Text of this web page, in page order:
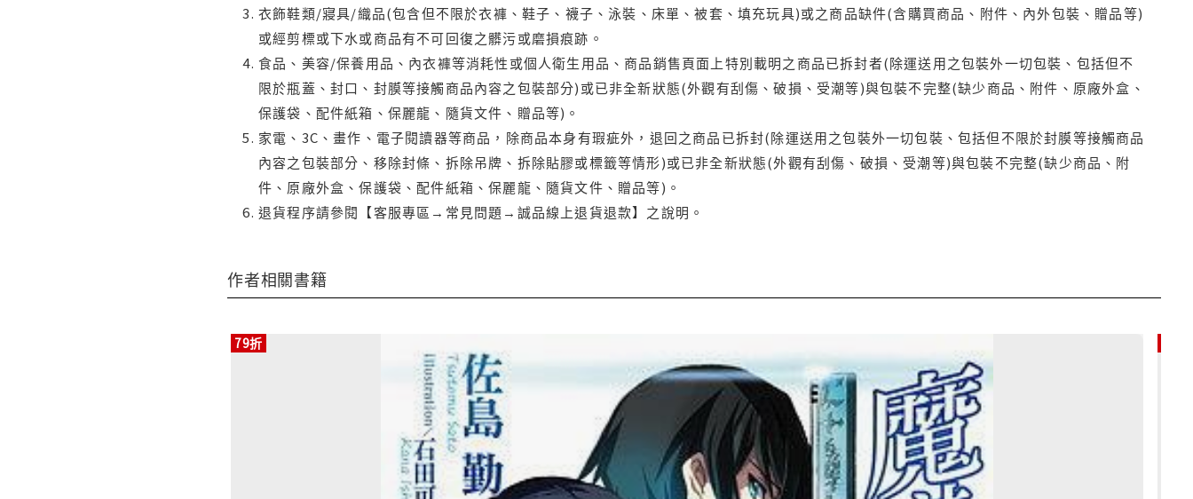
衣飾鞋類/寢具/織品(包含但不限於衣褲、鞋子、襪子、泳裝、床單、被套、填充玩具)或之商品缺件(含購買商品、附件、內外包裝、贈品等)
或經剪標或下水或商品有不可回復之髒污或磨損痕跡。
食品、美容/保養用品、內衣褲等消耗性或個人衛生用品、商品銷售頁面上特別載明之商品已拆封者(除運送用之包裝外一切包裝、包括但不
限於瓶蓋、封口、封膜等接觸商品內容之包裝部分)或已非全新狀態(外觀有刮傷、破損、受潮等)與包裝不完整(缺少商品、附件、原廠外盒、
保護袋、配件紙箱、保麗龍、隨貨文件、贈品等)。
家電、3C、畫作、電子閱讀器等商品，除商品本身有瑕疵外，退回之商品已拆封(除運送用之包裝外一切包裝、包括但不限於封膜等接觸商品
內容之包裝部分、移除封條、拆除吊牌、拆除貼膠或標籤等情形)或已非全新狀態(外觀有刮傷、破損、受潮等)與包裝不完整(缺少商品、附
件、原廠外盒、保護袋、配件紙箱、保麗龍、隨貨文件、贈品等)。
退貨程序請參閱【客服專區→常見問題→誠品線上退貨退款】之說明。
作者相關書籍
79折